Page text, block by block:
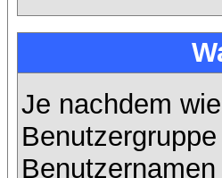
Je nachdem